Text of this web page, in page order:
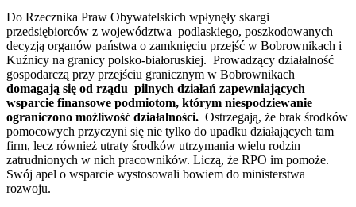
Do Rzecznika Praw Obywatelskich wpłynęły skargi
przedsiębiorców z województwa podlaskiego, poszkodowanych
decyzją organów państwa o zamknięciu przejść w Bobrownikach i
Kuźnicy na granicy polsko-białoruskiej. Prowadzący działalność
gospodarczą przy przejściu granicznym w Bobrownikach
domagają się od rządu pilnych działań zapewniających
wsparcie finansowe podmiotom, którym niespodziewanie
ograniczono możliwość działalności. Ostrzegają, że brak środków
pomocowych przyczyni się nie tylko do upadku działających tam
firm, lecz również utraty środków utrzymania wielu rodzin
zatrudnionych w nich pracowników. Liczą, że RPO im pomoże.
Swój apel o wsparcie wystosowali bowiem do ministerstwa
rozwoju.